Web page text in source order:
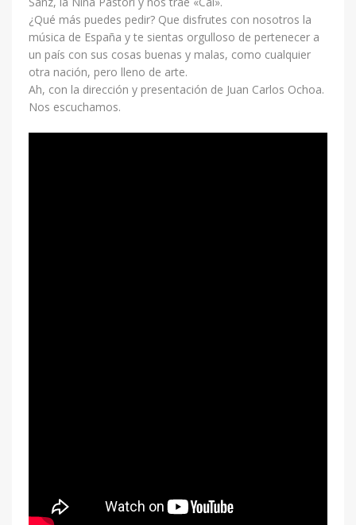
¿Qué más puedes pedir? Que disfrutes con nosotros la
música de España y te sientas orgulloso de pertenecer a
un país con sus cosas buenas y malas, como cualquier
otra nación, pero lleno de arte.
Ah, con la dirección y presentación de Juan Carlos Ochoa.
Nos escuchamos.